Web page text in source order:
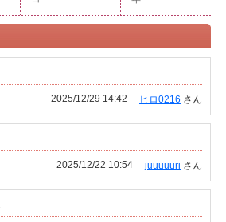
ヒロ0216 さん
2025/12/29 14:42
juuuuuri さん
2025/12/22 10:54